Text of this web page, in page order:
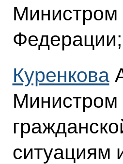
Министром
Федерации;
Куренкова
Министром
ситуациям